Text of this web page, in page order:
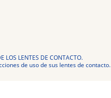
LOS LENTES DE CONTACTO.
de uso de sus lentes de contacto.